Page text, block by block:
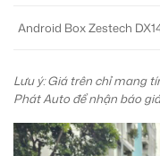
Android Box Zestech
Lưu ý: Giá trên chỉ mang
Phát Auto để nhận báo